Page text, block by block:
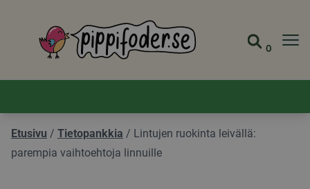
Pippifoder logo Siirry
0
Etusivu / Tietopankkia / Lintujen ruokinta leivällä:
parempia vaihtoehtoja linnuille